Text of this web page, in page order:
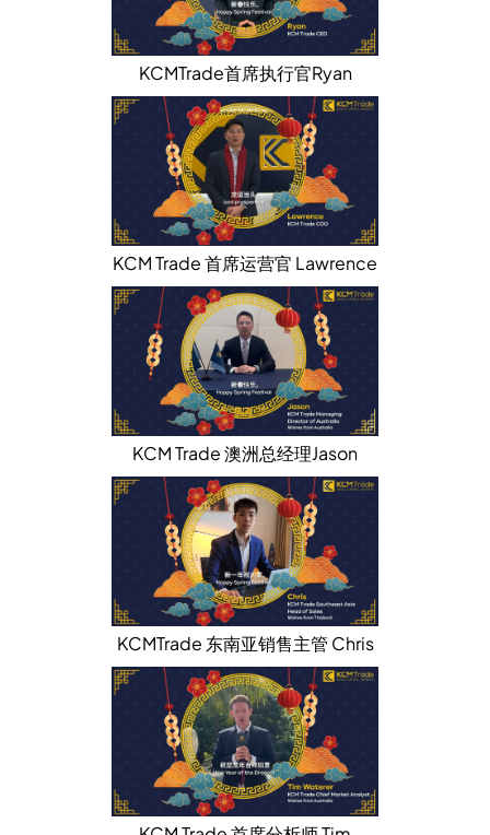
KCMTrade首席执行官Ryan
KCM Trade 首席运营官 Lawrence
KCM Trade 澳洲总经理Jason
KCMTrade 东南亚销售主管 Chris